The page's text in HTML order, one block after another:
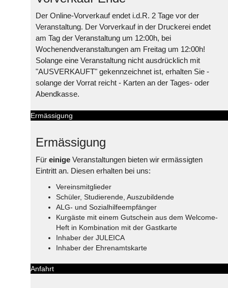
Der Online-Vorverkauf endet i.d.R. 2 Tage vor der
Veranstaltung. Der Vorverkauf in der Druckerei endet
am Tag der Veranstaltung um 12:00h, bei
Wochenendveranstaltungen am Freitag um 12:00h!
Solange eine Veranstaltung nicht ausdrücklich mit
"AUSVERKAUFT" gekennzeichnet ist, erhalten Sie -
solange der Vorrat reicht - Karten an der Tages- oder
Abendkasse.
Ermässigung
Ermässigung
Für einige Veranstaltungen bieten wir ermässigten
Eintritt an. Diesen erhalten bei uns:
Vereinsmitglieder
Schüler, Studierende, Auszubildende
ALG- und Sozialhilfeempfänger
Kurgäste mit einem Gutschein aus dem Welcome-
Heft in Kombination mit der Gastkarte
Inhaber der JULEICA
Inhaber der Ehrenamtskarte
Anfahrt